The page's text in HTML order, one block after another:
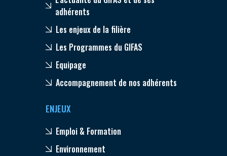
adhérents
Les enjeux de la filière
Les Programmes du GIFAS
Equipage
Accompagnement de nos adhérents
ENJEUX
Emploi & Formation
Environnement